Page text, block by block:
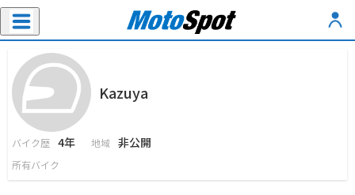
Kazuya
バイク歴 4年 地域 非公開
所有バイク